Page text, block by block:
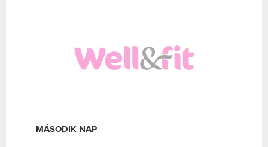
MÁSODIK NAP